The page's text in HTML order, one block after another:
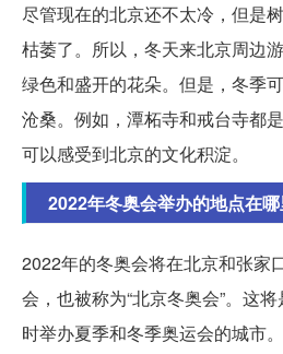
尽管现在的北京还不太冷，但是
枯萎了。所以，冬天来北京周边
绿色和盛开的花朵。但是，冬季
沧桑。例如，潭柘寺和戒台寺都
可以感受到北京的文化积淀。
2022年冬奥会举办的地点在哪
2022年的冬奥会将在北京和张家
会，也被称为“北京冬奥会”。这
时举办夏季和冬季奥运会的城市